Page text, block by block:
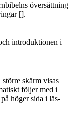
översättning
[].
introduktionen i
större skärm visas
följer med i
höger sida i läs-